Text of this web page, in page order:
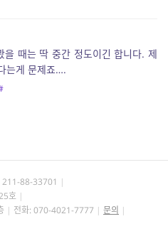
을 때는 딱 중간 정도이긴 합니다. 제
는게 문제죠….
211-88-33701
호
전화: 070-4021-7777
문의